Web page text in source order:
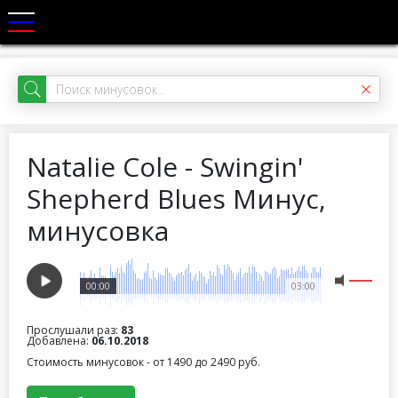
Natalie Cole - Swingin'
Shepherd Blues Минус,
минусовка
03:00
00:00
Прослушали раз: 83
Добавлена: 06.10.2018
Стоимость минусовок - от 1490 до 2490 руб.